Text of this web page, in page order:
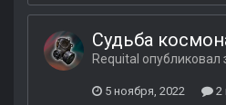
Судьба
Requital опубликовал
5 ноября, 2022 2